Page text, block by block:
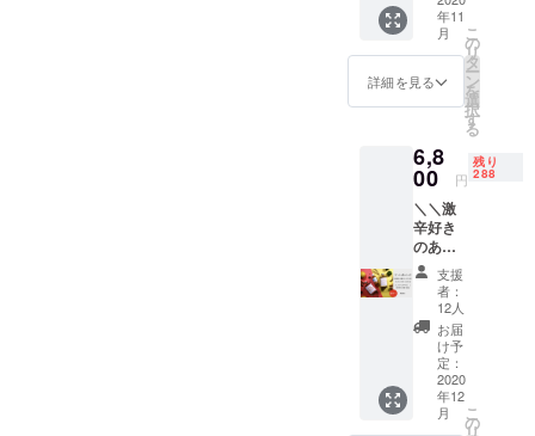
す。
漬け込
んで召
し上
いただ
けると
美味し
くなる
ように
ご用意
致しま
す。 大
変申し
訳ない
のです
が、ご
協力い
ただけ
ると
とって
も助か
ぴった
りです
、、、
なので
い！！
！ 初回
がトラ
ブルに
より
ハーブ
の香り
が試作
よりも
弱く
なって
しまい
まし
た。。
コーラ
シロッ
プと、
異国情
い味わ
いのジ
ン
ジャー
シロッ
プの飲
み比べ
セット
です。
お届け
は11月
末~12月
末を予
定して
いま
ちらか
１本】
メロー
ハバネ
ロ
「Heav
き！
コーラ
orジン
ジャ
エール
（お徳
用ファ
ミリー
サイ
ズ） 各
シロッ
プ1本で
約20杯
分のド
リンク
年11
月
詳細を見る
こ
の
リ
タ
ー
ン
を
選
択
す
る
6,8
00 円
残り
288
＼＼激
辛好き
のあな
たに送
る！両
方飲め
る！！
！／／
【天国
送りの
ハバネ
ロ付
支援
者：
12人
お届
け予
定：
2020
年12
月
こ
の